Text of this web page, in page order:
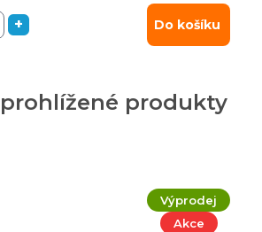
+ Do košíku
produkty
Výprodej
Akce